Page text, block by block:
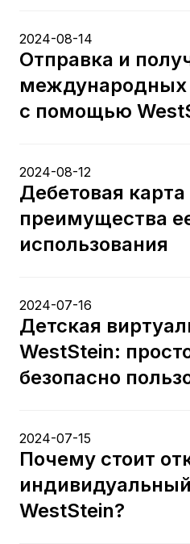
2024-08-14
Отправка и
международных
с помощью
2024-08-12
Дебетовая
преимущества
использования
2024-07-16
Детская
WestStein:
безопасно
2024-07-15
Почему стоит
WestStein?